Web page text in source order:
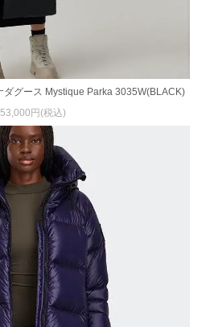
ダグース Mystique Parka 3035W(BLACK)
円(税込)